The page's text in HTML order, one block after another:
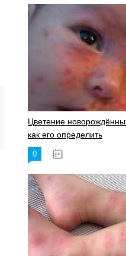
Цветение
как его определить
0